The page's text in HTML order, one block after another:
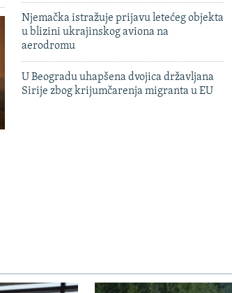
Njemačka istražuje prijavu letećeg objekta
u blizini ukrajinskog aviona na
aerodromu
U Beogradu uhapšena dvojica državljana
Sirije zbog krijumčarenja migranta u EU